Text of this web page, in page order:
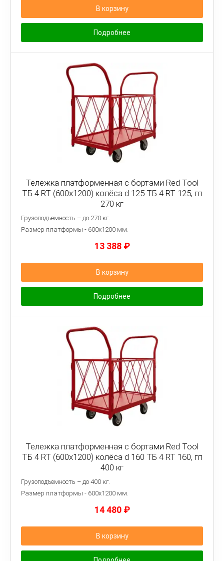
В корзину
Подробнее
Тележка платформенная с бортами Red Tool
ТБ 4 RT (600x1200) колёса d 125 ТБ 4 RT 125, гп
270 кг
Грузоподъемность – до 270 кг.
Размер платформы - 600х1200 мм.
13 388 ₽
В корзину
Подробнее
Тележка платформенная с бортами Red Tool
ТБ 4 RT (600x1200) колёса d 160 ТБ 4 RT 160, гп
400 кг
Грузоподъемность – до 400 кг.
Размер платформы - 600х1200 мм.
14 480 ₽
В корзину